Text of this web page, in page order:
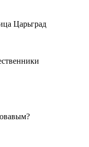
Царьград